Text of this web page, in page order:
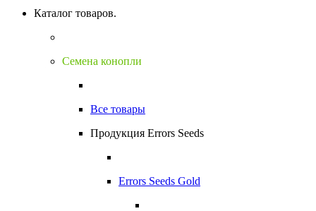
Каталог товаров.
Семена конопли
Все товары
Продукция Errors Seeds
Errors Seeds Gold